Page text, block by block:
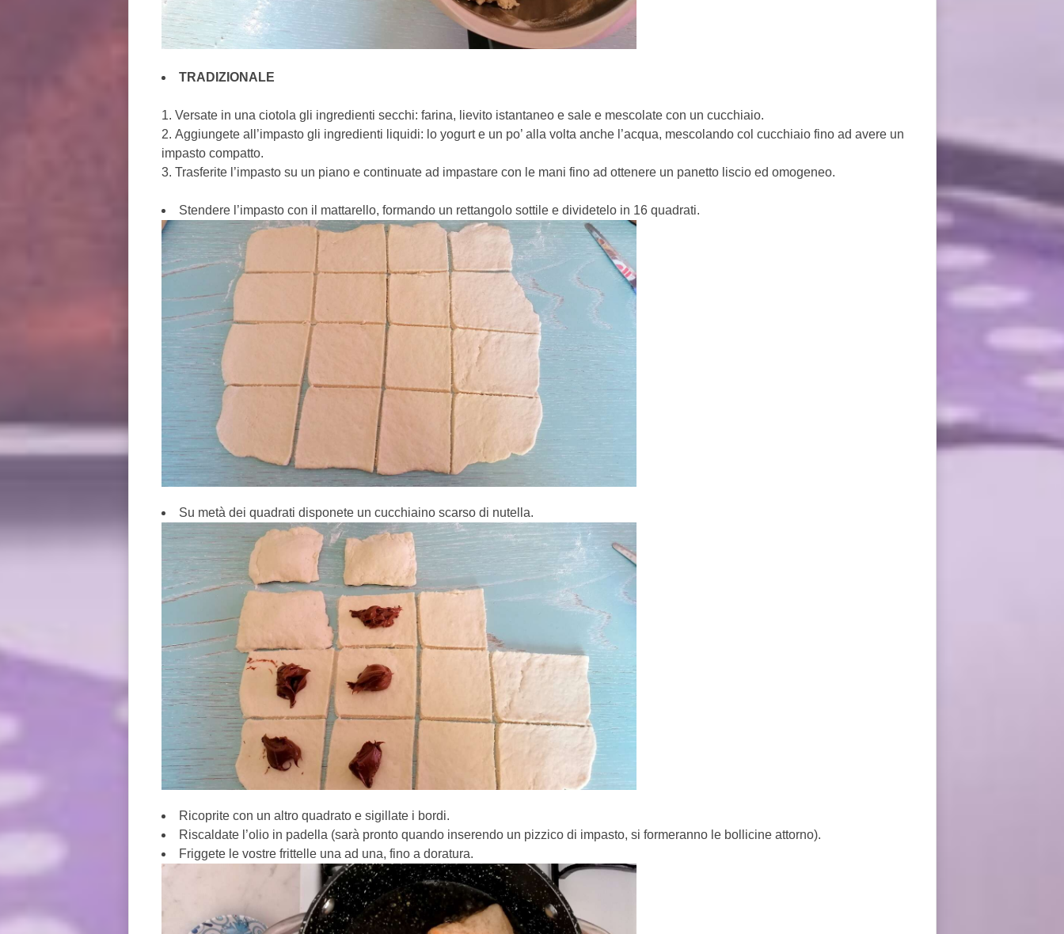
TRADIZIONALE
Versate in una ciotola gli ingredienti secchi: farina, lievito istantaneo e sale e mescolate con un cucchiaio.
Aggiungete all’impasto gli ingredienti liquidi: lo yogurt e un po’ alla volta anche l’acqua, mescolando col cucchiaio fino ad avere un
impasto compatto.
Trasferite l’impasto su un piano e continuate ad impastare con le mani fino ad ottenere un panetto liscio ed omogeneo.
Stendere l’impasto con il mattarello, formando un rettangolo sottile e dividetelo in 16 quadrati.
Su metà dei quadrati disponete un cucchiaino scarso di nutella.
Ricoprite con un altro quadrato e sigillate i bordi.
Riscaldate l’olio in padella (sarà pronto quando inserendo un pizzico di impasto, si formeranno le bollicine attorno).
Friggete le vostre frittelle una ad una, fino a doratura.